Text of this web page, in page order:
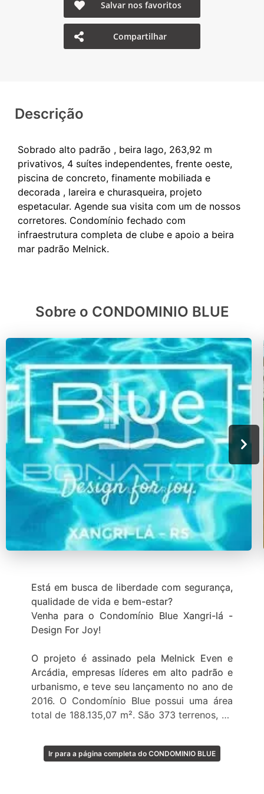
Salvar nos favoritos
Compartilhar
Descrição
Sobrado alto padrão , beira lago, 263,92 m
privativos, 4 suítes independentes, frente oeste,
piscina de concreto, finamente mobiliada e
decorada , lareira e churasqueira, projeto
espetacular. Agende sua visita com um de nossos
corretores. Condomínio fechado com
infraestrutura completa de clube e apoio a beira
Sobre o CONDOMINIO BLUE
Está em busca de liberdade com segurança,
qualidade de vida e bem-estar?
Venha para o Condomínio Blue Xangri-lá -
Design For Joy!
O projeto é assinado pela Melnick Even e
Arcádia, empresas líderes em alto padrão e
urbanismo, e teve seu lançamento no ano de
2016. O Condomínio Blue possui uma área
total de 188.135,07 m². São 373 terrenos, de
prontas para quem gosta de vivenciar
momentos com conforto e muito estilo.
Ir para a página completa do CONDOMINIO BLUE